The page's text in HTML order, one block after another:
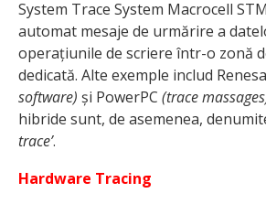
System Trace System Macrocell
automat mesaje de urmărire a
operațiunile de scriere într-o zonă
dedicată. Alte exemple includ
software) și PowerPC (trace
hibride sunt, de asemenea,
trace’.
Hardware Tracing